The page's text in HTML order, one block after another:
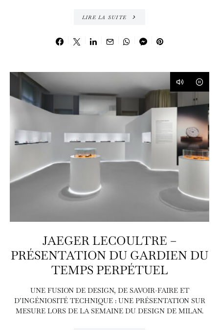
LIRE LA SUITE
JAEGER LECOULTRE –
PRÉSENTATION DU GARDIEN DU
TEMPS PERPÉTUEL
UNE FUSION DE DESIGN, DE SAVOIR-FAIRE ET
D’INGÉNIOSITÉ TECHNIQUE : UNE PRÉSENTATION SUR
MESURE LORS DE LA SEMAINE DU DESIGN DE MILAN.